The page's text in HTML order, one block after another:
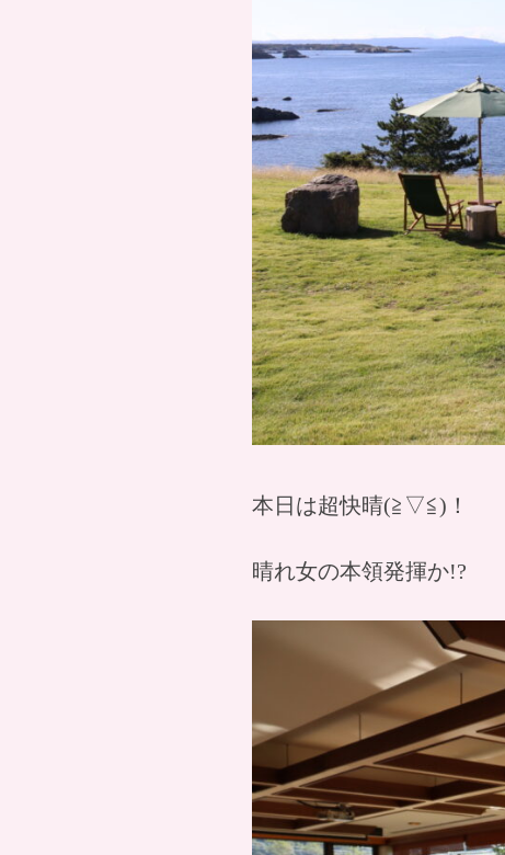
本日は超快晴(≧▽≦)！
晴れ女の本領発揮か!?